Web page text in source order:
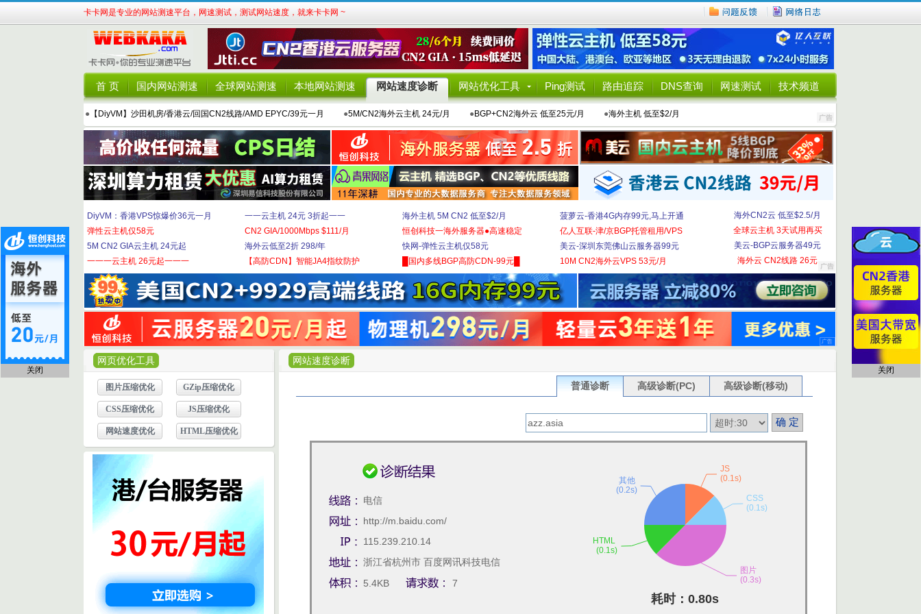
卡卡网是专业的网站测速平台，网速测试，测试网站速度，就来卡卡网 ~
首 页 国内网站测速 全球网站测速 本地网站测速 网站速度诊断 网站优化工具 Ping测试 路由追踪 DNS查询 网速测试 技术频道
● 【DiyVM】沙田机房/香港云/回国CN2线路/AMD EPYC/39元一月 ●5M/CN2海外云主机 24元/月 ●BGP+CN2海外云 低至25元/月 ●海外主机 低至$2/月
DiyVM：香港VPS惊爆价36元一月
弹性云主机仅58元
5M CN2 GIA云主机 24元起
一一一云主机 26元起一一一
一一云主机 24元 3折起一一
CN2 GIA/1000Mbps $111/月
海外云低至2折 298/年
【高防CDN】智能JA4指纹防护
海外主机 5M CN2 低至$2/月
恒创科技一海外服务器●高速稳定
快网-弹性云主机仅58元
█国内多线BGP高防CDN-99元█
菠萝云-香港4G内存99元,马上开通
亿人互联-津/京BGP托管租用/VPS
美云-深圳东莞佛山云服务器99元
10M CN2海外云VPS 53元/月
海外CN2云 低至$2.5/月
全球云主机 3天试用再买
美云-BGP云服务器49元
海外云 CN2线路 26元
网页优化工具
图片压缩优化 GZip压缩优化
CSS压缩优化 JS压缩优化
网站速度优化 HTML压缩优化
网站速度诊断
普通诊断 高级诊断(PC) 高级诊断(移动)
电信
http://m.baidu.com/
115.239.210.14
浙江省杭州市 百度网讯科技电信
5.4KB
7
关闭 关闭